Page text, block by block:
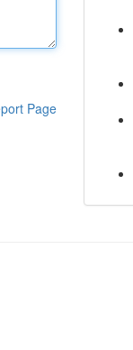
Page